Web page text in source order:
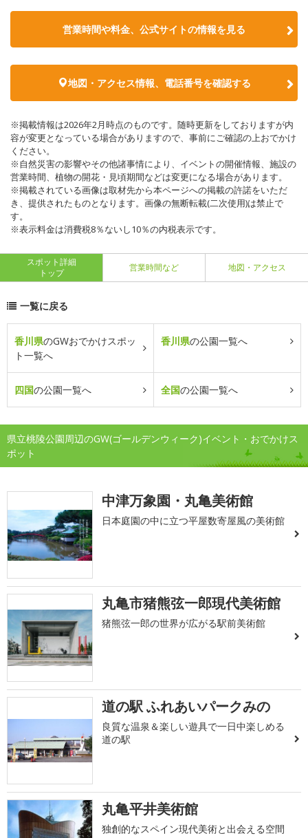
営業時間や料金、公式サイトの情報を見る
地図・アクセス情報、電話番号を確認する
※掲載情報は2026年2月時点のものです。随時更新をしておりますが内
容が変更となっている場合がありますので、事前にご確認の上おでかけ
ください。
※自然災害の影響やその他諸事情により、イベントの開催情報、施設の
営業時間、植物の開花・見頃期間などは変更になる場合があります。
※掲載されている画像は取材先から本ページへの掲載の許諾をいただ
き、提供されたものとなります。画像の無断転載(二次使用)は禁止で
す。
※表示料金は消費税8％ないし10％の内税表示です。
スポット詳細
トップ
営業時間など 地図・アクセス
一覧に戻る
香川県のGWおでかけスポッ
ト一覧へ
香川県の公園一覧へ
四国の公園一覧へ 全国の公園一覧へ
県立桃陵公園周辺のGW(ゴールデンウィーク)イベント・おでかけス
ポット
中津万象園・丸亀美術館
日本庭園の中に立つ平屋数寄屋風の美術館
丸亀市猪熊弦一郎現代美術館
猪熊弦一郎の世界が広がる駅前美術館
道の駅 ふれあいパークみの
良質な温泉＆楽しい遊具で一日中楽しめる
道の駅
丸亀平井美術館
独創的なスペイン現代美術と出会える空間